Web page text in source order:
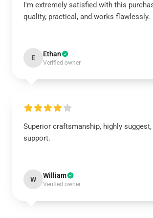
I'm extremely satisfied with this
quality, practical, and works flawlessly.
E Ethan
Verified owner
Superior craftsmanship, highly
support.
W William
Verified owner